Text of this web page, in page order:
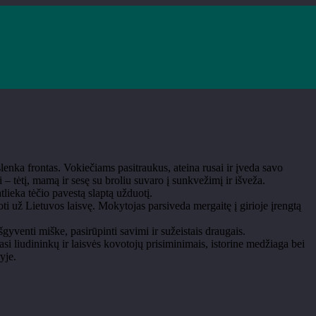
frontas. Vokiečiams pasitraukus, ateina rusai ir įveda savo
tėtį, mamą ir sesę su broliu suvaro į sunkvežimį ir išveža.
tėčio pavestą slaptą užduotį.
už Lietuvos laisvę. Mokytojas parsiveda mergaitę į girioje įrengtą
miške, pasirūpinti savimi ir sužeistais draugais.
liudininkų ir laisvės kovotojų prisiminimais, istorine medžiaga bei